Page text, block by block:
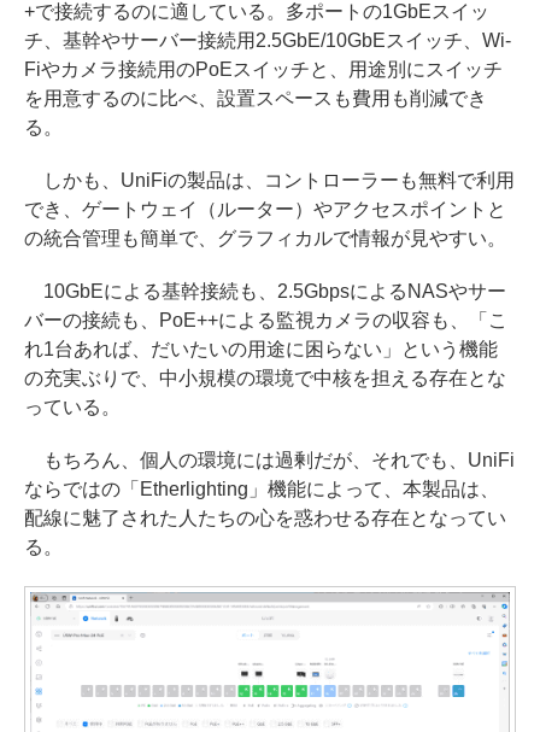
+で接続するのに適している。多ポートの1GbEスイッ
チ、基幹やサーバー接続用2.5GbE/10GbEスイッチ、Wi-
Fiやカメラ接続用のPoEスイッチと、用途別にスイッチ
を用意するのに比べ、設置スペースも費用も削減でき
る。
しかも、UniFiの製品は、コントローラーも無料で利用
でき、ゲートウェイ（ルーター）やアクセスポイントと
の統合管理も簡単で、グラフィカルで情報が見やすい。
10GbEによる基幹接続も、2.5GbpsによるNASやサー
バーの接続も、PoE++による監視カメラの収容も、「こ
れ1台あれば、だいたいの用途に困らない」という機能
の充実ぶりで、中小規模の環境で中核を担える存在とな
っている。
もちろん、個人の環境には過剰だが、それでも、UniFi
ならではの「Etherlighting」機能によって、本製品は、
配線に魅了された人たちの心を惑わせる存在となってい
る。